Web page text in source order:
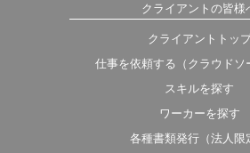
クライアントの皆様
クライアントトッ
仕事を依頼する（クラウドソ
スキルを探す
ワーカーを探す
各種書類発行（法人限